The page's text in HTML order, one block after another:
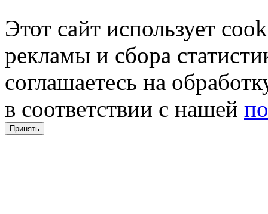
Этот сайт использует
рекламы и сбора
соглашаетесь на
в соответствии с нашей
Принять